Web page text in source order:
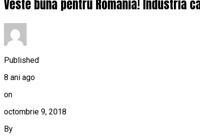
Veste bună pentru România! Industria
Published
8 ani ago
on
octombrie 9, 2018
By